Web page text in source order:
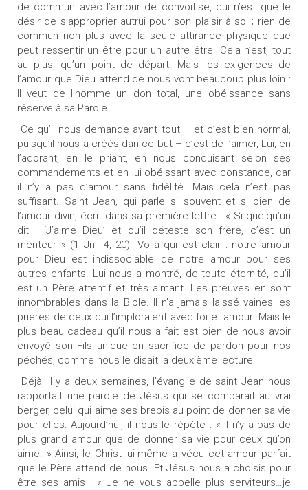
de commun avec l’amour de convoitise, qui n’est que le
désir de s’approprier autrui pour son plaisir à soi ; rien de
commun non plus avec la seule attirance physique que
peut ressentir un être pour un autre être. Cela n’est, tout
au plus, qu’un point de départ. Mais les exigences de
l’amour que Dieu attend de nous vont beaucoup plus loin :
Il veut de l’homme un don total, une obéissance sans
réserve à sa Parole.
Ce qu’il nous demande avant tout – et c’est bien normal,
puisqu’il nous a créés dan ce but – c’est de l’aimer, Lui, en
l’adorant, en le priant, en nous conduisant selon ses
commandements et en lui obéissant avec constance, car
il n’y a pas d’amour sans fidélité. Mais cela n’est pas
suffisant. Saint Jean, qui parle si souvent et si bien de
l’amour divin, écrit dans sa première lettre : « Si quelqu’un
dit : ‘J’aime Dieu’ et qu’il déteste son frère, c’est un
menteur » (1 Jn 4, 20). Voilà qui est clair : notre amour
pour Dieu est indissociable de notre amour pour ses
autres enfants. Lui nous a montré, de toute éternité, qu’il
est un Père attentif et très aimant. Les preuves en sont
innombrables dans la Bible. Il n’a jamais laissé vaines les
prières de ceux qui l’imploraient avec foi et amour. Mais le
plus beau cadeau qu’il nous a fait est bien de nous avoir
envoyé son Fils unique en sacrifice de pardon pour nos
péchés, comme nous le disait la deuxième lecture.
Déjà, il y a deux semaines, l’évangile de saint Jean nous
rapportait une parole de Jésus qui se comparait au vrai
berger, celui qui aime ses brebis au point de donner sa vie
pour elles. Aujourd’hui, il nous le répète : « Il n’y a pas de
plus grand amour que de donner sa vie pour ceux qu’on
aime. » Ainsi, le Christ lui-même a vécu cet amour parfait
que le Père attend de nous. Et Jésus nous a choisis pour
être ses amis : « Je ne vous appelle plus serviteurs…je